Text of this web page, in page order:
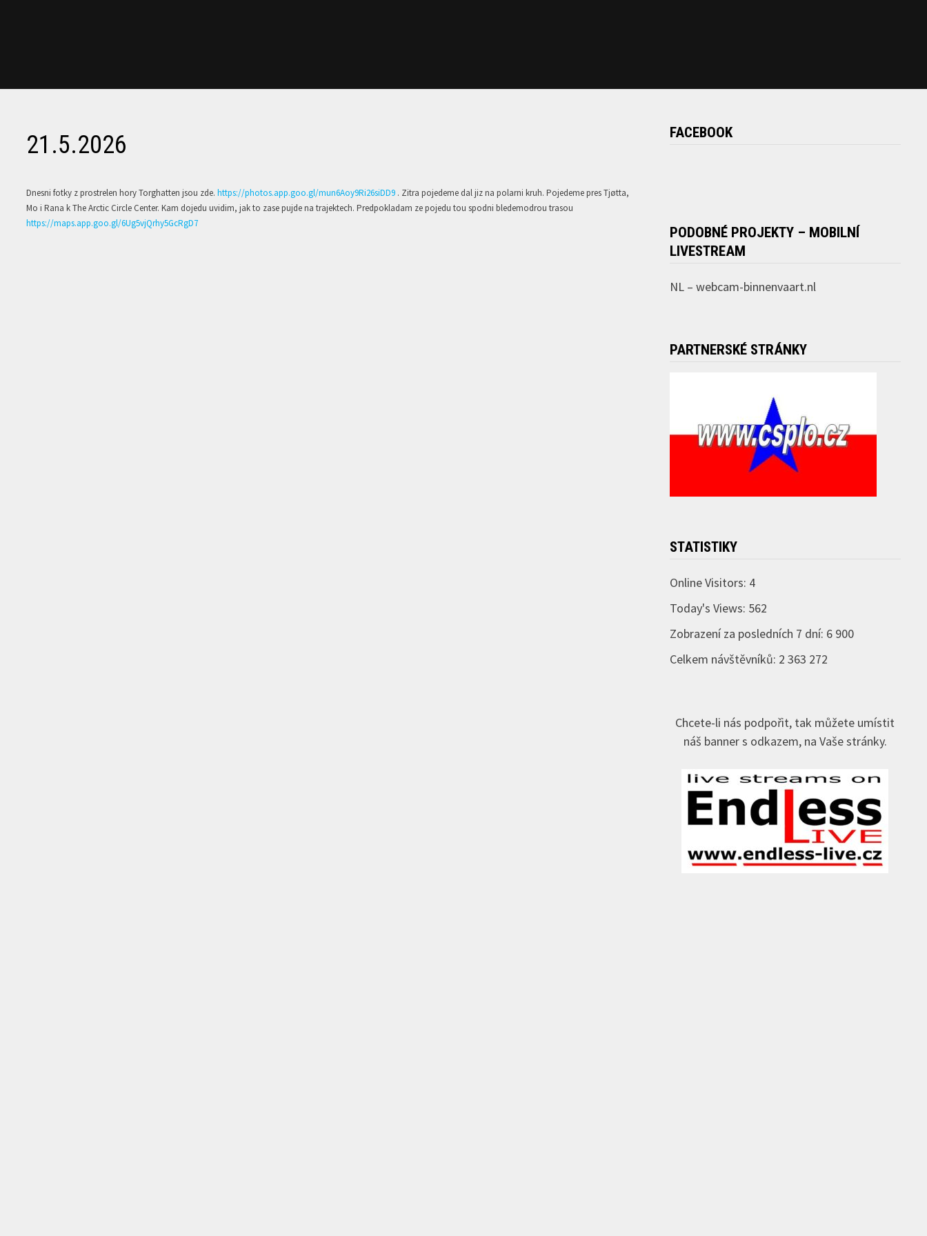
21.5.2026
Dnesni fotky z prostrelen hory Torghatten jsou zde.https://photos.app.goo.gl/mun6Aoy9Ri26siDD9 . Zitra pojedeme dal jiz na polarni kruh. Pojedeme pres Tjøtta,
Mo i Rana k The Arctic Circle Center. Kam dojedu uvidim, jak to zase pujde na trajektech. Predpokladam ze pojedu tou spodni bledemodrou trasou
https://maps.app.goo.gl/6Ug5vjQrhy5GcRgD7
FACEBOOK
PODOBNÉ PROJEKTY – MOBILNÍ
LIVESTREAM
NL – webcam-binnenvaart.nl
PARTNERSKÉ STRÁNKY
STATISTIKY
Online Visitors: 4
Today's Views: 562
Zobrazení za posledních 7 dní: 6 900
Celkem návštěvníků: 2 363 272
Chcete-li nás podpořit, tak můžete umístit
náš banner s odkazem, na Vaše stránky.